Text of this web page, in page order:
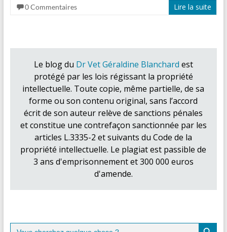
0 Commentaires
Lire la suite
Le blog du Dr Vet Géraldine Blanchard est
protégé par les lois régissant la propriété
intellectuelle. Toute copie, même partielle, de sa
forme ou son contenu original, sans l’accord
écrit de son auteur relève de sanctions pénales
et constitue une contrefaçon sanctionnée par les
articles L.3335-2 et suivants du Code de la
propriété intellectuelle. Le plagiat est passible de
3 ans d'emprisonnement et 300 000 euros
d'amende.
Search Search Button